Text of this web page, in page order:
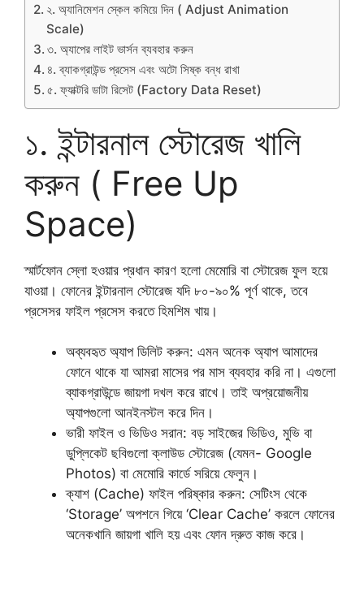
২. অ্যানিমেশন স্কেল কমিয়ে দিন ( Adjust Animation
Scale)
৩. অ্যাপের লাইট ভার্সন ব্যবহার করুন
৪. ব্যাকগ্রাউন্ড প্রসেস এবং অটো সিষ্ক বন্ধ রাখা
​৫. ফ্যাক্টরি ডাটা রিসেট (Factory Data Reset)
১. ইন্টারনাল স্টোরেজ খালি
করুন ( Free Up
Space)
স্মার্টফোন স্লো হওয়ার প্রধান কারণ হলো মেমোরি বা স্টোরেজ ফুল হয়ে
যাওয়া। ফোনের ইন্টারনাল স্টোরেজ যদি ৮০-৯০% পূর্ণ থাকে, তবে
প্রসেসর ফাইল প্রসেস করতে হিমশিম খায়।
অব্যবহৃত অ্যাপ ডিলিট করুন: এমন অনেক অ্যাপ আমাদের
ফোনে থাকে যা আমরা মাসের পর মাস ব্যবহার করি না। এগুলো
ব্যাকগ্রাউন্ডে জায়গা দখল করে রাখে। তাই অপ্রয়োজনীয়
অ্যাপগুলো আনইনস্টল করে দিন।
​ভারী ফাইল ও ভিডিও সরান: বড় সাইজের ভিডিও, মুভি বা
ডুপ্লিকেট ছবিগুলো ক্লাউড স্টোরেজ (যেমন- Google
Photos) বা মেমোরি কার্ডে সরিয়ে ফেলুন।
​ক্যাশ (Cache) ফাইল পরিষ্কার করুন: সেটিংস থেকে
‘Storage’ অপশনে গিয়ে ‘Clear Cache’ করলে ফোনের
অনেকখানি জায়গা খালি হয় এবং ফোন দ্রুত কাজ করে।